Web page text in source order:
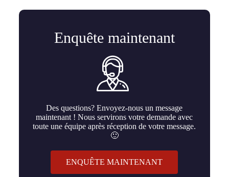
Enquête maintenant
Des questions? Envoyez-nous un message
maintenant ! Nous servirons votre demande avec
toute une équipe après réception de votre message.
🙂
ENQUÊTE MAINTENANT